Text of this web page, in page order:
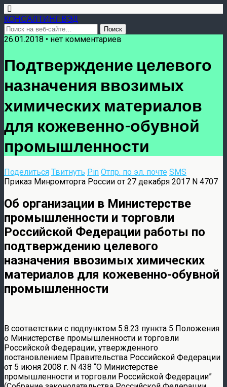
КОНСАЛТИНГ ВЭД
26.01.2018 • нет комментариев
Подтверждение целевого
назначения ввозимых
химических материалов
для кожевенно-обувной
промышленности
Поделиться Твитнуть Pin Отпр. по эл. почте SMS
Приказ Минромторга России от 27 декабря 2017 N 4707
Об организации в Министерстве
промышленности и торговли
Российской Федерации работы по
подтверждению целевого
назначения ввозимых химических
материалов для кожевенно-обувной
промышленности
В соответствии с подпунктом 5.8.23 пункта 5 Положения
о Министерстве промышленности и торговли
Российской Федерации, утвержденного
постановлением Правительства Российской Федерации
от 5 июня 2008 г. N 438 “О Министерстве
промышленности и торговли Российской Федерации”